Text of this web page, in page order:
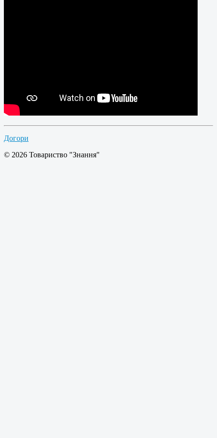
Догори
© 2026 Товариство "Знання"